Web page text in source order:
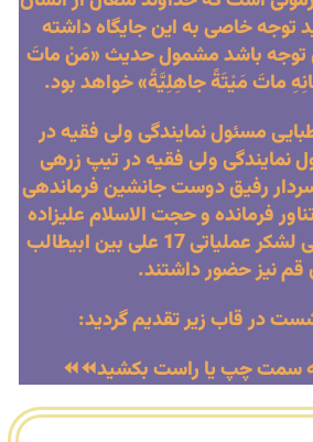
توجه خاصی به این جایگاه داشته
توجه باشد مشمول حدیث «مَنْ ماتَ
ماتَ مَيْتَةً جاهِلِيَّةً» خواهد بود.
مسئول نمایندگی ولی فقیه در
نمایندگی ولی فقیه در تیپ زرهی
رفیق دوست جانشین فرماندهی
تناور فرمانده و حجت الاسلام علیزاده
مسئول دفتر نمایندگی لشکر عملیاتی 17 علی بین ابیطالب
قم نیز حضور داشتند.
در قاب زیر تقدیم گردید:
سمت چپ یا راست بکشید⏪⏪